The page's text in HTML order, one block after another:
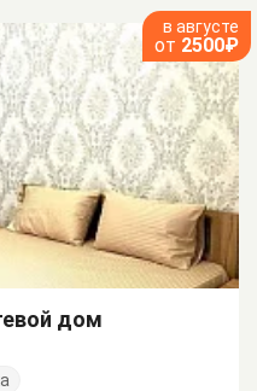
в августе
от 2500₽
дом